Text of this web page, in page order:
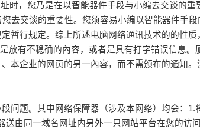
时，您乃是在以智能器件手段与小编去交谈的
去交谈的重要性。您须容易小编以智能器件手
暂行规定。综上所述电脑网络通讯技术的的性
放有不稳确的內容，或者是具有打字错误信息
本企业的网页的另一內容，而不需颁布的通知
问题。其中网络保障器（涉及本网络）均会：
由同一域名网址内另外一只网站平台在您的访